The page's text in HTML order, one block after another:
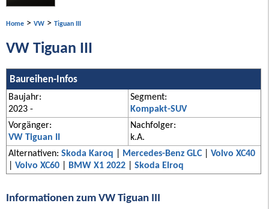
Home > VW > Tiguan III
VW Tiguan III
Baureihen-Infos
Baujahr:
2023 -
Segment:
Kompakt-SUV
Vorgänger:
VW Tiguan II
Nachfolger:
k.A.
Alternativen: Skoda Karoq Mercedes-Benz GLC
Volvo XC40
Volvo XC60 BMW X1 2022 Skoda Elroq
Informationen zum VW Tiguan III